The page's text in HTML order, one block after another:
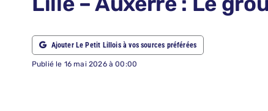
RECHERCHER:
Ajouter Le Petit Lillois à vos sources préférées
Publié le 16 mai 2026 à 00:00